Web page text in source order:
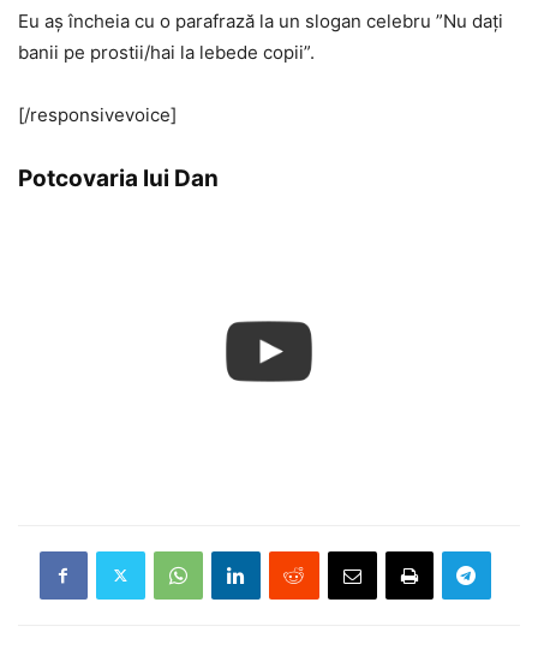
Eu aș încheia cu o parafrază la un slogan celebru ”Nu dați
banii pe prostii/hai la lebede copii”.
[/responsivevoice]
Potcovaria lui Dan